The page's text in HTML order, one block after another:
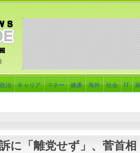
治 キャリア マネー 健康 海外 社会 IT
に「離党せず」、菅首相